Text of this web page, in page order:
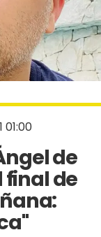
01:00
de
final de